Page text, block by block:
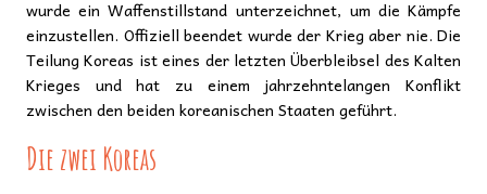
wurde ein Waffenstillstand unterzeichnet, um die Kämpfe
einzustellen. Offiziell beendet wurde der Krieg aber nie. Die
Teilung Koreas ist eines der letzten Überbleibsel des Kalten
Krieges und hat zu einem jahrzehntelangen Konflikt
zwischen den beiden koreanischen Staaten geführt.
Die zwei Koreas